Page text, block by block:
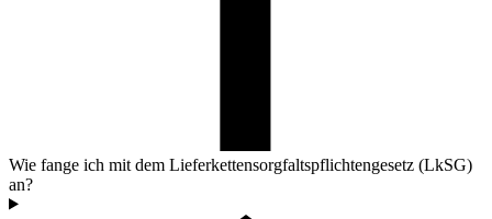
Wie fange ich mit dem Lieferkettensorgfaltspflichtengesetz (LkSG)
an?